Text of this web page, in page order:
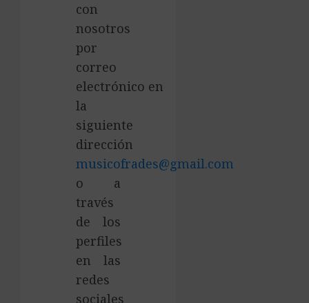
con
nosotros
por
correo
electrónico en
la
siguiente
dirección
musicofrades@gmail.com
o a
través
de los
perfiles
en las
redes
sociales